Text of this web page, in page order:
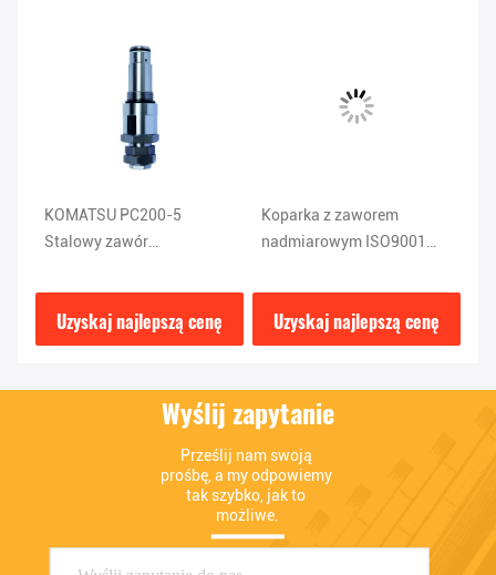
KOMATSU PC200-5
Stalowy zawór
709-70-51401
Uzyskaj najlepszą cenę
Koparka z zaworem
nadmiarowym ISO9001
708-2L-04523
Uzyskaj najlepszą cenę
Wyślij zapytanie
Prześlij nam swoją
prośbę, a my odpowiemy
tak szybko, jak to
możliwe.